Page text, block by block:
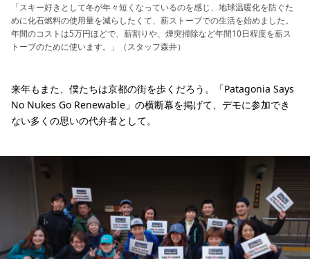
「スキー好きとして冬が年々短くなっているのを感じ、地球温暖化を防ぐた
めに化石燃料の使用量を減らしたくて、薪ストーブでの生活を始めました。
年間のコストは5万円ほどで、薪割りや、煙突掃除など年間10日程度を薪ス
トーブのために使います。」（スタッフ森井）
来年もまた、僕たちは京都の街を歩くだろう。「Patagonia Says
No Nukes Go Renewable」の横断幕を掲げて、デモに参加でき
ない多くの思いの代弁者として。